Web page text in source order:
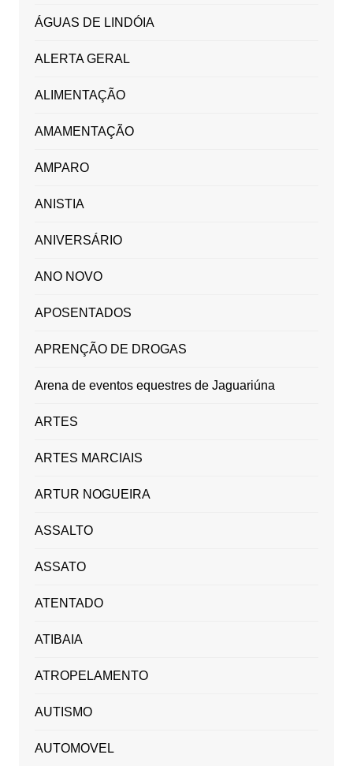
ÁGUAS DE LINDÓIA
ALERTA GERAL
ALIMENTAÇÃO
AMAMENTAÇÃO
AMPARO
ANISTIA
ANIVERSÁRIO
ANO NOVO
APOSENTADOS
APRENÇÃO DE DROGAS
Arena de eventos equestres de Jaguariúna
ARTES
ARTES MARCIAIS
ARTUR NOGUEIRA
ASSALTO
ASSATO
ATENTADO
ATIBAIA
ATROPELAMENTO
AUTISMO
AUTOMOVEL